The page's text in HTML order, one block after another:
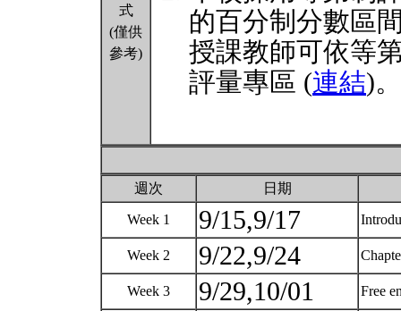
式
(僅供
參考)
的百分制分數區
授課教師可依等
評量專區 (連結)。
週次 日期
Week 1 9/15,9/17
Week 2 9/22,9/24
Week 3 9/29,10/01 Free